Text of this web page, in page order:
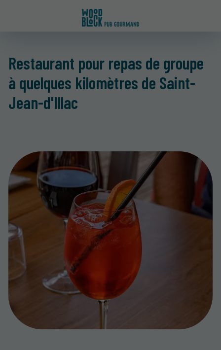
Restaurant pour repas de groupe
à quelques kilomètres de Saint-
Jean-d'Illac